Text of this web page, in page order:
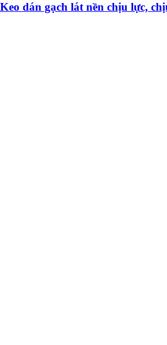
Keo dán gạch lát nền chịu lực,